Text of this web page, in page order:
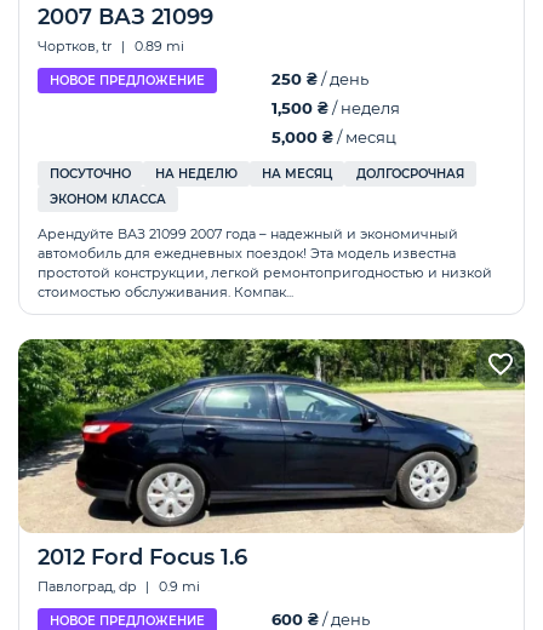
2007 ВАЗ 21099
Чортков, tr | 0.89 mi
НОВОЕ ПРЕДЛОЖЕНИЕ 250 ₴/ день
1,500 ₴/ неделя
5,000 ₴/ месяц
ПОСУТОЧНО НА НЕДЕЛЮ НА МЕСЯЦ
ДОЛГОСРОЧНАЯ
ЭКОНОМ КЛАССА
Арендуйте ВАЗ 21099 2007 года – надежный и экономичный
автомобиль для ежедневных поездок! Эта модель известна
простотой конструкции, легкой ремонтопригодностью и низкой
стоимостью обслуживания. Компак...
2012 Ford Focus 1.6
Павлоград, dp | 0.9 mi
НОВОЕ ПРЕДЛОЖЕНИЕ 600 ₴/ день